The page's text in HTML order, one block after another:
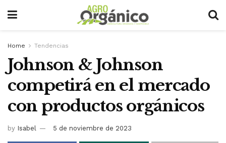
Home Tendencias
Johnson & Johnson
competirá en el mercado
con productos orgánicos
by Isabel 5 de noviembre de 2023